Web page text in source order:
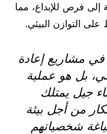
إلى فرص للإبداع، مما
التوازن البيئي.
مشاريع إعادة
بل هو عملية
جيل يمتلك
من أجل بيئة
شخصياتهم